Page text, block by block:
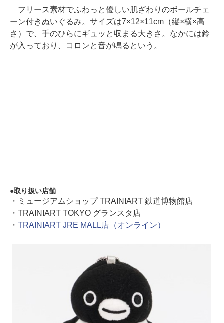
フリース素材でふわっと優しい肌ざわりのボールチェ
ーン付きぬいぐるみ。サイズは7×12×11cm（縦×横×高
さ）で、手のひらにギュッと収まる大きさ。なかには鈴
が入っており、コロンと音が鳴るという。
取り扱い店舗
・ミュージアムショップ TRAINIART 鉄道博物館店
・TRAINIART TOKYO グランスタ店
・ TRAINIART JRE MALL店（オンライン）